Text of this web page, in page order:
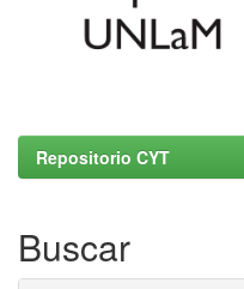
Repositorio CYT
Buscar